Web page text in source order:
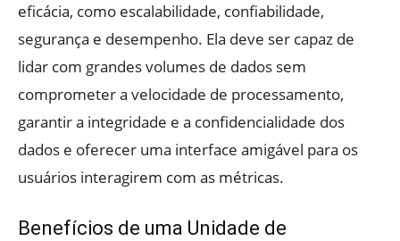
eficácia, como escalabilidade, confiabilidade,
segurança e desempenho. Ela deve ser capaz de
lidar com grandes volumes de dados sem
comprometer a velocidade de processamento,
garantir a integridade e a confidencialidade dos
dados e oferecer uma interface amigável para os
usuários interagirem com as métricas.
Benefícios de uma Unidade de